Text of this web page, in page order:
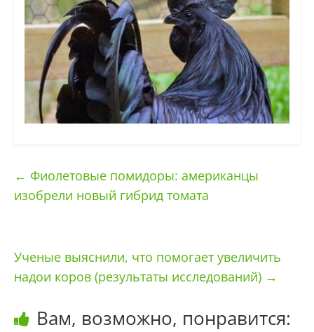
← Фиолетовые помидоры: американцы
изобрели новый гибрид томата
Ученые выяснили, что помогает увеличить
надои коров (результаты исследований) →
Вам, возможно, понравится: